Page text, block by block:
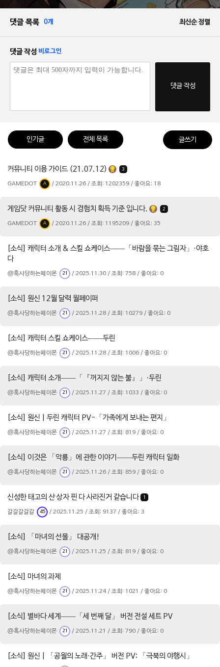
댓글 목록 0개 최신순 정렬
댓글 작성 비로그인
댓글 작성
인기글 전체 목록 글쓰기
커뮤니티 이용 가이드 (21.07.12) 3
GAMEDOT A / 2020.11.26 / 조회: 1202359 / 좋아요: 18
게임닷 커뮤니티 활동 시 경험치 획득 기준 입니다. 2
GAMEDOT A / 2020.11.26 / 조회: 1195209 / 좋아요: 35
[소식] 캐릭터 소개 & 스킬 쇼케이스——「바람을 묶는 그림자」·야호
다
@혹사당하는페이몬 21 / 2025.11.30 / 조회: 758 / 좋아요: 0
[소식] 원신 12월 달력 월페이퍼
@혹사당하는페이몬 21 / 2025.11.28 / 조회: 10279 / 좋아요: 0
[소식] 캐릭터 스킬 쇼케이스——두린
@혹사당하는페이몬 21 / 2025.11.28 / 조회: 1006 / 좋아요: 0
[소식] 캐릭터 소개——「『꺼지지 않는 불』」·두린
@혹사당하는페이몬 21 / 2025.11.27 / 조회: 1033 / 좋아요: 0
[소식] 원신 | 두린 캐릭터 PV-「가족에게 보내는 편지」
@혹사당하는페이몬 21 / 2025.11.27 / 조회: 819 / 좋아요: 0
[소식] 이것은 「악룡」에 관한 이야기——두린 캐릭터 일화
@혹사당하는페이몬 21 / 2025.11.26 / 조회: 859 / 좋아요: 0
신성한 태고의 산 상자 핀 다 사라진거 같습니다 1
갈갈갈갈갈 45 / 2025.11.25 / 조회: 9137 / 좋아요: 3
[소식] 「마녀의 선물」 대공개!
@혹사당하는페이몬 21 / 2025.11.25 / 조회: 819 / 좋아요: 0
[소식] 마녀의 과제
@혹사당하는페이몬 21 / 2025.11.24 / 조회: 1021 / 좋아요: 0
[소식] 별바다 세계——「세 번째 달」 버전 전설 세트 PV
@혹사당하는페이몬 21 / 2025.11.21 / 조회: 790 / 좋아요: 0
[소식] 원신 | 「공월의 노래·간주」 버전 PV: 「극북의 야행시」